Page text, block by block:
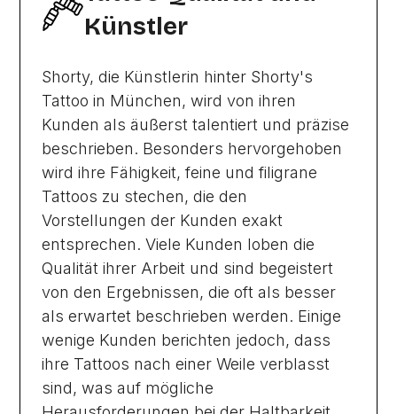
Künstler
Shorty, die Künstlerin hinter Shorty's
Tattoo in München, wird von ihren
Kunden als äußerst talentiert und präzise
beschrieben. Besonders hervorgehoben
wird ihre Fähigkeit, feine und filigrane
Tattoos zu stechen, die den
Vorstellungen der Kunden exakt
entsprechen. Viele Kunden loben die
Qualität ihrer Arbeit und sind begeistert
von den Ergebnissen, die oft als besser
als erwartet beschrieben werden. Einige
wenige Kunden berichten jedoch, dass
ihre Tattoos nach einer Weile verblasst
sind, was auf mögliche